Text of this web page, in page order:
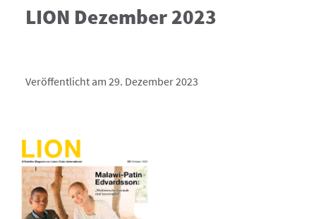
LION Dezember 2023
Veröffentlicht am 29. Dezember 2023